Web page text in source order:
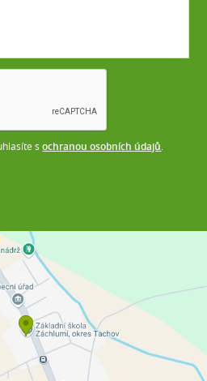
sochranou osobních údajů.